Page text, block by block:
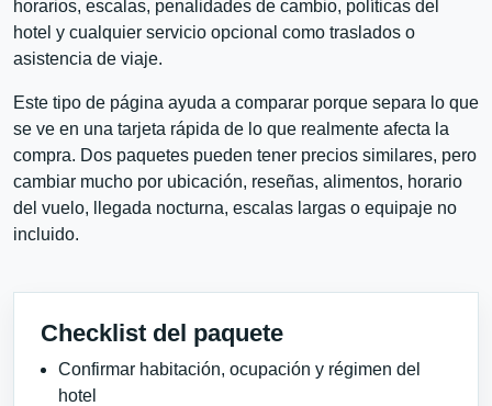
horarios, escalas, penalidades de cambio, políticas del
hotel y cualquier servicio opcional como traslados o
asistencia de viaje.
Este tipo de página ayuda a comparar porque separa lo que
se ve en una tarjeta rápida de lo que realmente afecta la
compra. Dos paquetes pueden tener precios similares, pero
cambiar mucho por ubicación, reseñas, alimentos, horario
del vuelo, llegada nocturna, escalas largas o equipaje no
incluido.
Checklist del paquete
Confirmar habitación, ocupación y régimen del
hotel